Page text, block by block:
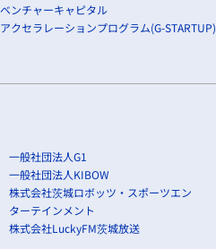
ベンチャーキャピタル
アクセラレーションプログラム(G-STARTUP)
一般社団法人G1
一般社団法人KIBOW
株式会社茨城ロボッツ・スポーツエン
ターテインメント
株式会社LuckyFM茨城放送